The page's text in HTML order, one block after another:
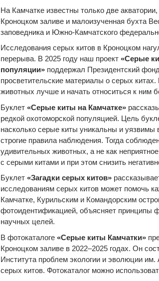
На Камчатке известны только две
Кроноцком заливе и малоизученная бухта
заповедника и Южно-Камчатского
Исследования серых китов в Кроноцком
перерыва. В 2025 году наш проект «Серые
популяции» поддержал Президентский
просветительские материалы о серых
животных лучше и начать относиться к ним
Буклет «Серые киты на Камчатке»
редкой охотоморской популяцией. Цель
насколько серые киты уникальны и уязвимы
строгие правила наблюдения. Тогда
удивительных животных, а не как
с серыми китами и при этом снизить
Буклет «Загадки серых китов»
исследованиям серых китов может помочь
Камчатке, Курильским и Командорским
фотоидентификацией, объясняет принципы
научных целей.
В фотокаталоге «Серые киты Камчатки»
Кроноцком заливе в 2022–2025 годах. Он
Института проблем экологии и эволюции
серых китов. Фотокаталог можно